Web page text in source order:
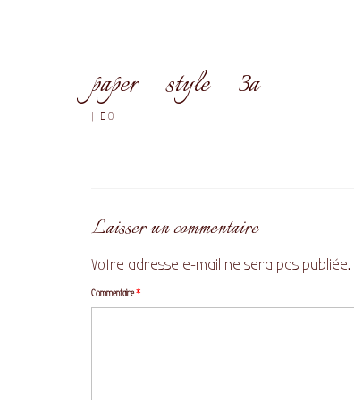
paper_style_3a
| 0
Laisser un commentaire
Votre adresse e-mail ne sera pas publiée.
Commentaire*